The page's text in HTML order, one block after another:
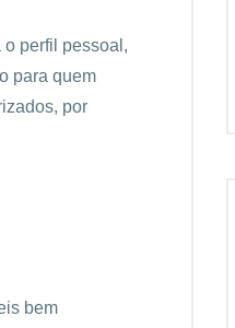
o perfil pessoal,
para quem
por
bem